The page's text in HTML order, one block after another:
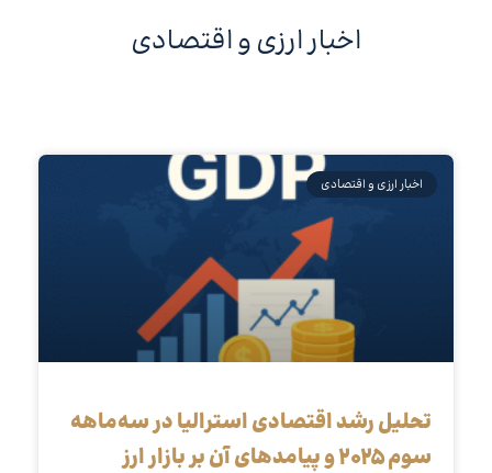
اخبار ارزی و اقتصادی
اخبار ارزی و اقتصادی
تحلیل رشد اقتصادی استرالیا در سه‌ماهه
سوم ۲۰۲۵ و پیامدهای آن بر بازار ارز